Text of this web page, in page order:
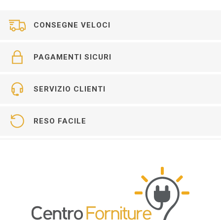
CONSEGNE VELOCI
PAGAMENTI SICURI
SERVIZIO CLIENTI
RESO FACILE